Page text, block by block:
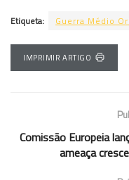
Etiqueta: Guerra Médio
IMPRIMIR ARTIGO
Comissão Europeia
ameaça